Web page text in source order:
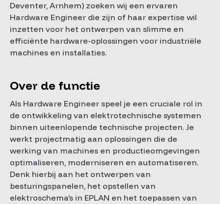
Deventer, Arnhem) zoeken wij een ervaren
Hardware Engineer die zijn of haar expertise wil
inzetten voor het ontwerpen van slimme en
efficiënte hardware-oplossingen voor industriële
machines en installaties.
Over de functie
Als Hardware Engineer speel je een cruciale rol in
de ontwikkeling van elektrotechnische systemen
binnen uiteenlopende technische projecten. Je
werkt projectmatig aan oplossingen die de
werking van machines en productieomgevingen
optimaliseren, moderniseren en automatiseren.
Denk hierbij aan het ontwerpen van
besturingspanelen, het opstellen van
elektroschema’s in EPLAN en het toepassen van